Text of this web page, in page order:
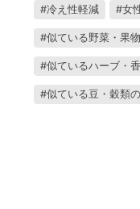
冷え性軽減 女
似ている野菜・果
似ているハーブ・
似ている豆・穀類